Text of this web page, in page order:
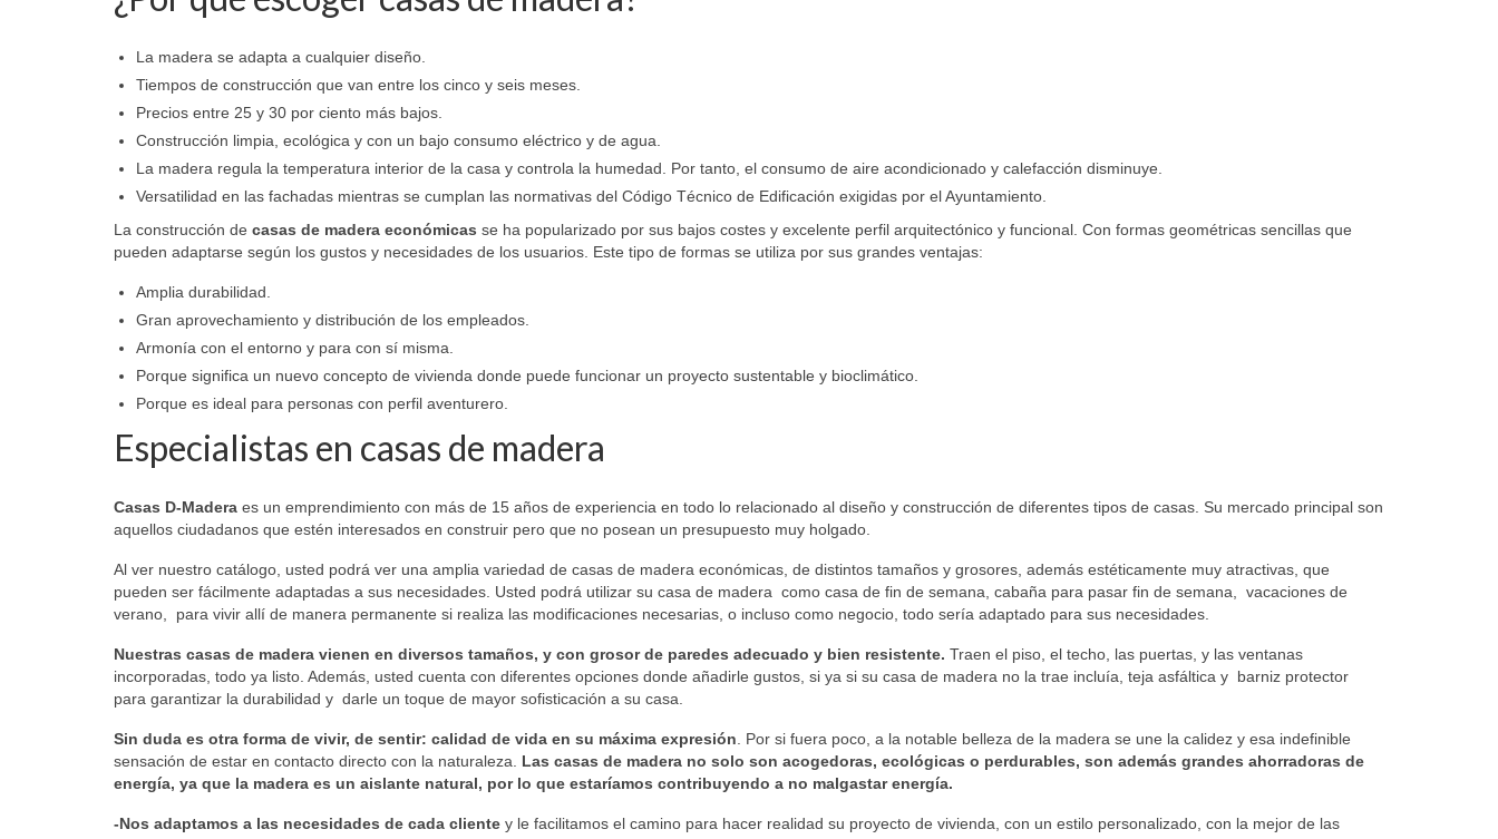
La madera se adapta a cualquier diseño.
Tiempos de construcción que van entre los cinco y seis meses.
Precios entre 25 y 30 por ciento más bajos.
Construcción limpia, ecológica y con un bajo consumo eléctrico y de agua.
La madera regula la temperatura interior de la casa y controla la humedad. Por tanto, el consumo de aire acondicionado y calefacción disminuye.
Versatilidad en las fachadas mientras se cumplan las normativas del Código Técnico de Edificación exigidas por el Ayuntamiento.
La construcción de casas de madera económicas se ha popularizado por sus bajos costes y excelente perfil arquitectónico y funcional. Con formas geométricas sencillas que
pueden adaptarse según los gustos y necesidades de los usuarios. Este tipo de formas se utiliza por sus grandes ventajas:
Amplia durabilidad.
Gran aprovechamiento y distribución de los empleados.
Armonía con el entorno y para con sí misma.
Porque significa un nuevo concepto de vivienda donde puede funcionar un proyecto sustentable y bioclimático.
Porque es ideal para personas con perfil aventurero.
Especialistas en casas de madera
Casas D-Madera es un emprendimiento con más de 15 años de experiencia en todo lo relacionado al diseño y construcción de diferentes tipos de casas. Su mercado principal son
aquellos ciudadanos que estén interesados en construir pero que no posean un presupuesto muy holgado.
Al ver nuestro catálogo, usted podrá ver una amplia variedad de casas de madera económicas, de distintos tamaños y grosores, además estéticamente muy atractivas, que
pueden ser fácilmente adaptadas a sus necesidades. Usted podrá utilizar su casa de madera como casa de fin de semana, cabaña para pasar fin de semana, vacaciones de
verano, para vivir allí de manera permanente si realiza las modificaciones necesarias, o incluso como negocio, todo sería adaptado para sus necesidades.
Nuestras casas de madera vienen en diversos tamaños, y con grosor de paredes adecuado y bien resistente. Traen el piso, el techo, las puertas, y las ventanas
incorporadas, todo ya listo. Además, usted cuenta con diferentes opciones donde añadirle gustos, si ya si su casa de madera no la trae incluía, teja asfáltica y barniz protector
para garantizar la durabilidad y darle un toque de mayor sofisticación a su casa.
Sin duda es otra forma de vivir, de sentir: calidad de vida en su máxima expresión . Por si fuera poco, a la notable belleza de la madera se une la calidez y esa indefinible
sensación de estar en contacto directo con la naturaleza. Las casas de madera no solo son acogedoras, ecológicas o perdurables, son además grandes ahorradoras de
energía, ya que la madera es un aislante natural, por lo que estaríamos contribuyendo a no malgastar energía.
-Nos adaptamos a las necesidades de cada cliente y le facilitamos el camino para hacer realidad su proyecto de vivienda, con un estilo personalizado, con la mejor de las